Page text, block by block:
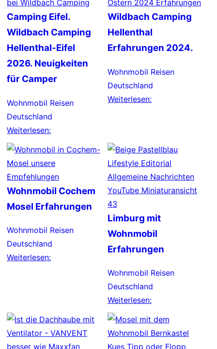
Camping Eifel.
Wildbach Camping
Hellenthal-Eifel
2026. Neuigkeiten
für Camper
Wohnmobil Reisen
Deutschland
Weiterlesen:
Wildbach Camping
Hellenthal
Erfahrungen 2024.
Wohnmobil Reisen
Deutschland
Weiterlesen:
Wohnmobil Cochem
Mosel Erfahrungen
Wohnmobil Reisen
Deutschland
Weiterlesen:
Limburg mit
Wohnmobil
Erfahrungen
Wohnmobil Reisen
Deutschland
Weiterlesen: